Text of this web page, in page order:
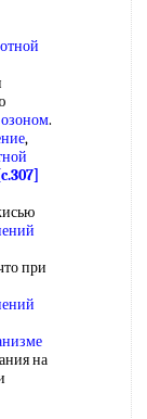
озоном.
,
[c.307]
при
на